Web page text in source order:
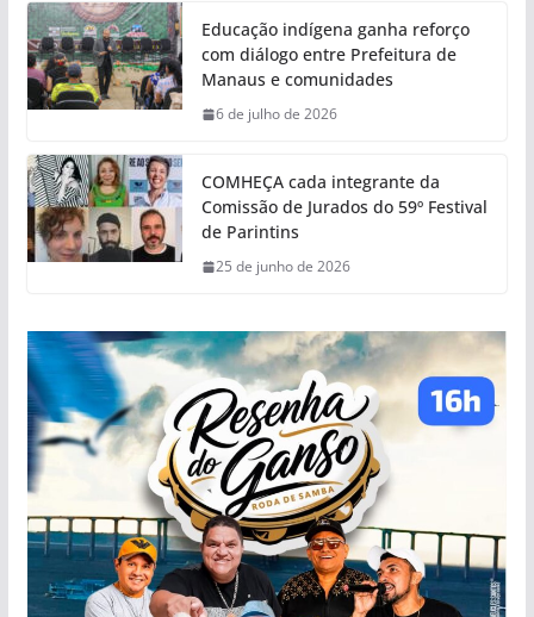
Educação indígena ganha reforço
com diálogo entre Prefeitura de
Manaus e comunidades
6 de julho de 2026
COMHEÇA cada integrante da
Comissão de Jurados do 59º Festival
de Parintins
25 de junho de 2026